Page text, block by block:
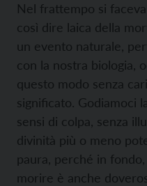
Nel frattempo si
così dire laica della
un evento naturale,
con la nostra biologia,
questo modo senza
significato. Godiamoci
sensi di colpa, senza
divinità più o meno
paura, perché in
morire è anche